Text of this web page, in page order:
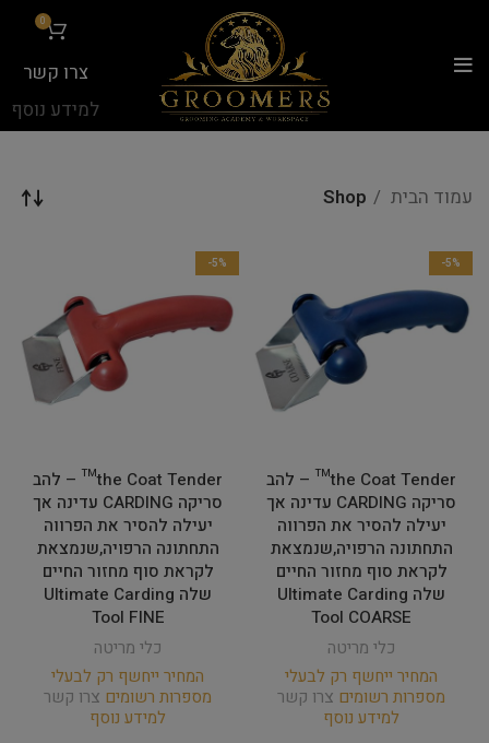
0
צרו קשר
למידע נוסף
עמוד הבית Shop
-5%
the Coat Tender™ – להב
סריקה CARDING עדינה אך
יעילה להסיר את הפרווה
התחתונה הרפויה,שנמצאת
לקראת סוף מחזור החיים
שלה Ultimate Carding
Tool COARSE
כלי מריטה
המחיר ייחשף רק לבעלי
מספרות רשומים צרו קשר
למידע נוסף
-5%
the Coat Tender™ – להב
סריקה CARDING עדינה אך
יעילה להסיר את הפרווה
התחתונה הרפויה,שנמצאת
לקראת סוף מחזור החיים
שלה Ultimate Carding
Tool FINE
כלי מריטה
המחיר ייחשף רק לבעלי
מספרות רשומים צרו קשר
למידע נוסף